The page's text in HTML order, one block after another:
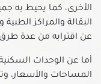
شقق
شقق
شقق
شقق
شقق
الأخرى، كما يحيط به
البقالة والمراكز
عن اقترابه من عدة طرق
أما عن الوحدات
المساحات والأسعار،